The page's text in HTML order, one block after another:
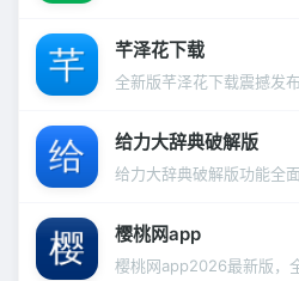
芊泽花下载
给力大辞典破解版
樱桃网app
樱桃网app2026最新版，